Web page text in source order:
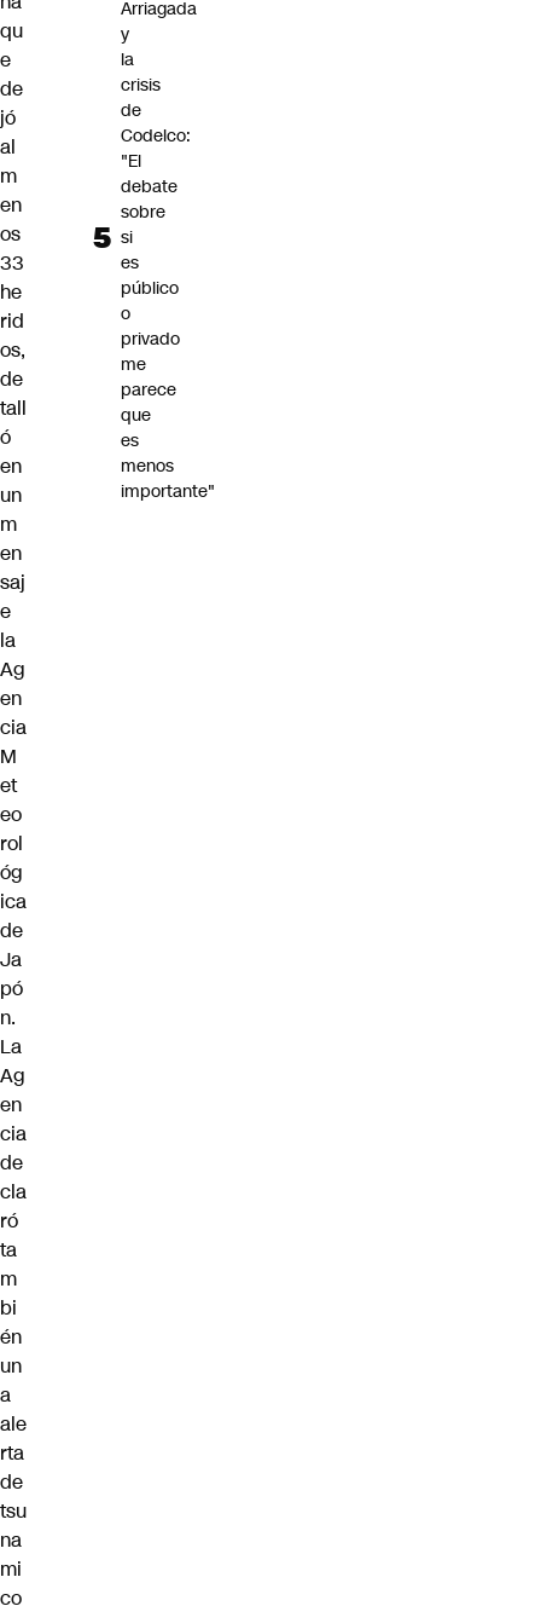
qu
e
de
jó
al
m
en
os
33
he
rid
os,
de
tall
ó
en
un
m
en
saj
e
la
Ag
en
cia
M
et
eo
rol
óg
ica
de
Ja
pó
n.
La
Ag
en
cia
de
cla
ró
ta
m
bi
én
un
a
ale
rta
de
tsu
na
mi
co
Arriagada
y
la
crisis
de
Codelco:
"El
debate
sobre
si
es
público
o
privado
me
parece
que
es
menos
importante"